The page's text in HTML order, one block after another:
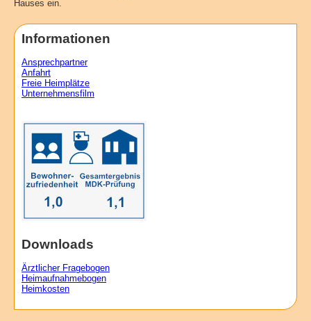
Hauses ein.
Informationen
Ansprechpartner
Anfahrt
Freie Heimplätze
Unternehmensfilm
Downloads
Ärztlicher Fragebogen
Heimaufnahmebogen
Heimkosten